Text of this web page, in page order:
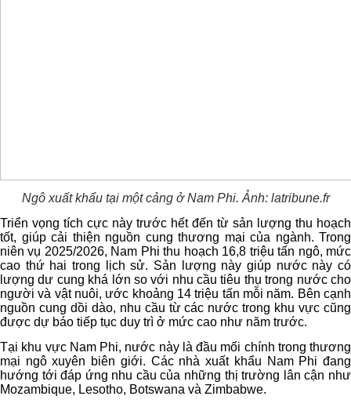
Ngô xuất khẩu tại một cảng ở Nam Phi. Ảnh: latribune.fr
Triển vọng tích cực này trước hết đến từ sản lượng thu hoạch
tốt, giúp cải thiện nguồn cung thương mại của ngành. Trong
niên vụ 2025/2026, Nam Phi thu hoạch 16,8 triệu tấn ngô, mức
cao thứ hai trong lịch sử. Sản lượng này giúp nước này có
lượng dư cung khá lớn so với nhu cầu tiêu thụ trong nước cho
người và vật nuôi, ước khoảng 14 triệu tấn mỗi năm. Bên cạnh
nguồn cung dồi dào, nhu cầu từ các nước trong khu vực cũng
được dự báo tiếp tục duy trì ở mức cao như năm trước.
Tại khu vực Nam Phi, nước này là đầu mối chính trong thương
mại ngô xuyên biên giới. Các nhà xuất khẩu Nam Phi đang
hướng tới đáp ứng nhu cầu của những thị trường lân cận như
Mozambique, Lesotho, Botswana và Zimbabwe.